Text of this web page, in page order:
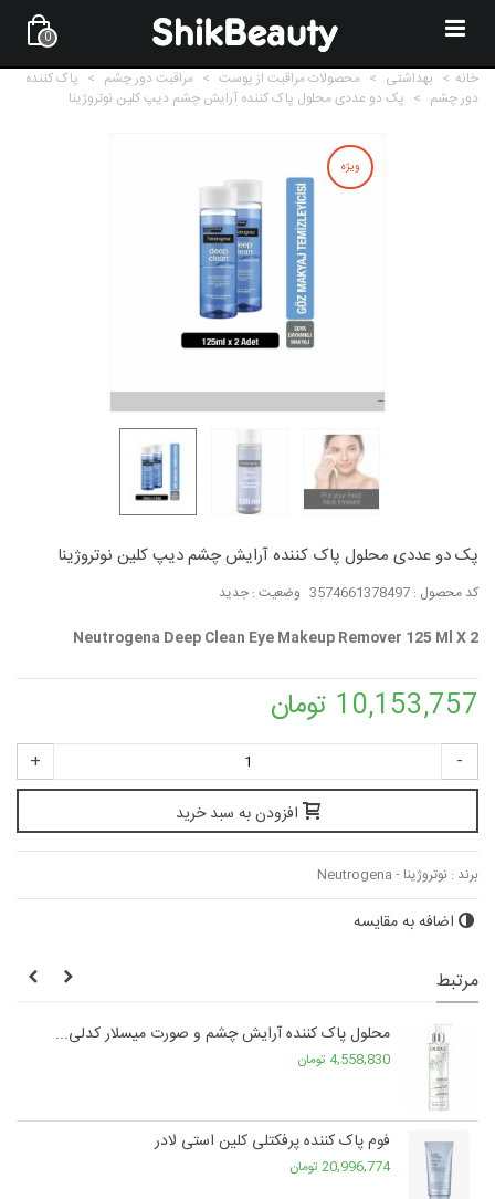
0
خانه > بهداشتی > محصولات مراقبت از پوست > مراقبت دور چشم > پاک کننده
دور چشم > پک دو عددی محلول پاک کننده آرایش چشم دیپ کلین نوتروژینا
ویژه
پک دو عددی محلول پاک کننده آرایش چشم دیپ کلین نوتروژینا
کد محصول : 3574661378497 وضعیت : جدید
Neutrogena Deep Clean Eye Makeup Remover 125 Ml X 2
10,153,757 تومان
-
+
افزودن به سبد خرید
برند : نوتروژینا - Neutrogena
اضافه به مقایسه
مرتبط
محلول پاک کننده آرایش چشم و صورت میسلار کدلی...
4,558,830 تومان
فوم پاک کننده پرفکتلی کلین استی لادر
20,996,774 تومان